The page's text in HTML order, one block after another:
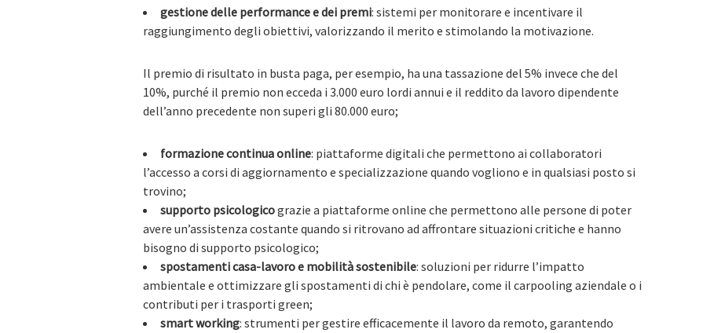
gestione delle performance e dei premi: sistemi per monitorare e incentivare il
raggiungimento degli obiettivi, valorizzando il merito e stimolando la motivazione.
Il premio di risultato in busta paga, per esempio, ha una tassazione del 5% invece che del
10%, purché il premio non ecceda i 3.000 euro lordi annui e il reddito da lavoro dipendente
dell’anno precedente non superi gli 80.000 euro;
formazione continua online: piattaforme digitali che permettono ai collaboratori
l’accesso a corsi di aggiornamento e specializzazione quando vogliono e in qualsiasi posto si
trovino;
supporto psicologicograzie a piattaforme online che permettono alle persone di poter
avere un’assistenza costante quando si ritrovano ad affrontare situazioni critiche e hanno
bisogno di supporto psicologico;
spostamenti casa-lavoro e mobilità sostenibile: soluzioni per ridurre l’impatto
ambientale e ottimizzare gli spostamenti di chi è pendolare, come il carpooling aziendale o i
contributi per i trasporti green;
smart working: strumenti per gestire efficacemente il lavoro da remoto, garantendo